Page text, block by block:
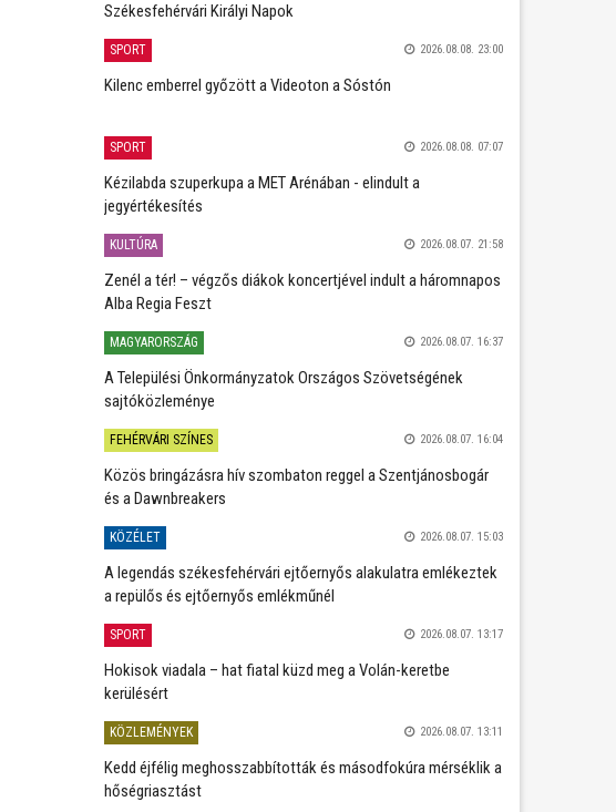
Székesfehérvári Királyi Napok
SPORT 2026.08.08. 23:00
Kilenc emberrel győzött a Videoton a Sóstón
SPORT 2026.08.08. 07:07
Kézilabda szuperkupa a MET Arénában - elindult a
jegyértékesítés
KULTÚRA 2026.08.07. 21:58
Zenél a tér! – végzős diákok koncertjével indult a háromnapos
Alba Regia Feszt
MAGYARORSZÁG 2026.08.07. 16:37
A Települési Önkormányzatok Országos Szövetségének
sajtóközleménye
FEHÉRVÁRI SZÍNES 2026.08.07. 16:04
Közös bringázásra hív szombaton reggel a Szentjánosbogár
és a Dawnbreakers
KÖZÉLET 2026.08.07. 15:03
A legendás székesfehérvári ejtőernyős alakulatra emlékeztek
a repülős és ejtőernyős emlékműnél
SPORT 2026.08.07. 13:17
Hokisok viadala – hat fiatal küzd meg a Volán-keretbe
kerülésért
KÖZLEMÉNYEK 2026.08.07. 13:11
Kedd éjfélig meghosszabbították és másodfokúra mérséklik a
hőségriasztást